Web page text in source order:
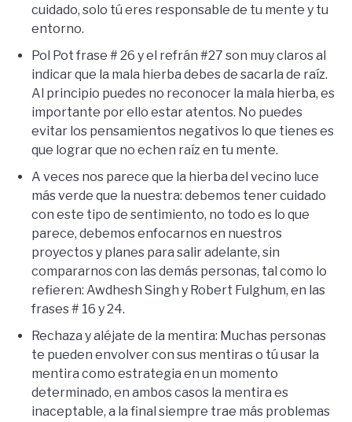
cuidado, solo tú eres responsable de tu mente y tu
entorno.
Pol Pot frase # 26 y el refrán #27 son muy claros al
indicar que la mala hierba debes de sacarla de raíz.
Al principio puedes no reconocer la mala hierba, es
importante por ello estar atentos. No puedes
evitar los pensamientos negativos lo que tienes es
que lograr que no echen raíz en tu mente.
A veces nos parece que la hierba del vecino luce
más verde que la nuestra: debemos tener cuidado
con este tipo de sentimiento, no todo es lo que
parece, debemos enfocarnos en nuestros
proyectos y planes para salir adelante, sin
compararnos con las demás personas, tal como lo
refieren: Awdhesh Singh y Robert Fulghum, en las
frases # 16 y 24.
Rechaza y aléjate de la mentira: Muchas personas
te pueden envolver con sus mentiras o tú usar la
mentira como estrategia en un momento
determinado, en ambos casos la mentira es
inaceptable, a la final siempre trae más problemas